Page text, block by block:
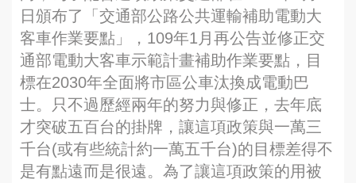
日頒布了「交通部公路公共運輸補助電動大
客車作業要點」，109年1月再公告並修正交
通部電動大客車示範計畫補助作業要點，目
標在2030年全面將市區公車汰換成電動巴
士。只不過歷經兩年的努力與修正，去年底
才突破五百台的掛牌，讓這項政策與一萬三
千台(或有些統計約一萬五千台)的目標差得不
是有點遠而是很遠。為了讓這項政策的用被